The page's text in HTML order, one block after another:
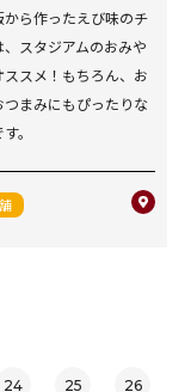
から作ったえび味のチ
、スタジアムのおみや
ススメ！もちろん、お
つまみにもぴったりな
。
24 25 26